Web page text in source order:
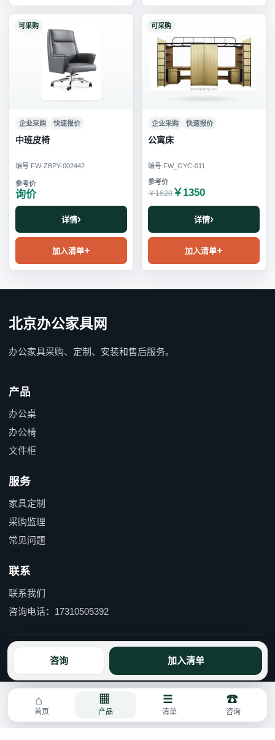
咨询 加入清单
可采购
企业采购 快速报价
中班皮椅
编号 FW-ZBPY-002442
询价
详情
加入清单
可采购
企业采购 快速报价
公寓床
编号 FW_GYC-011
￥1620 ￥1350
详情
加入清单
北京办公家具网
办公家具采购、定制、安装和售后服务。
产品
办公桌
办公椅
文件柜
服务
家具定制
采购监理
常见问题
联系
联系我们
咨询电话：17310505392
京ICP备15055597号-1 京公网安备110114000490号
首页 产品 清单 咨询